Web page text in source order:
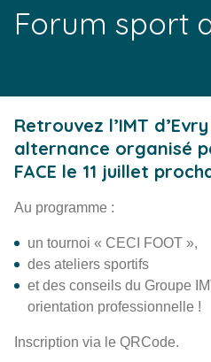
Forum sport
Retrouvez l’IMT
alternance organisé
FACE le 11 juillet
Au programme :
un tournoi « CECI FOOT »,
des ateliers sportifs
et des conseils du Groupe
orientation professionnelle !
Inscription via le QRCode.